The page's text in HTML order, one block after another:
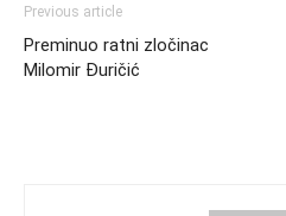
Previous article
Preminuo ratni zločinac
Milomir Đuričić